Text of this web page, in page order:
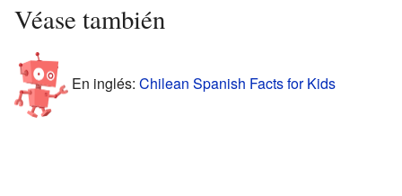
Véase también
En inglés: Chilean Spanish Facts for Kids